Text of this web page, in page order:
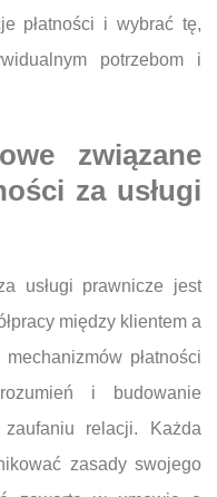
płatności i wybrać tę,
potrzebom i
związane
za usługi
usługi prawnicze jest
między klientem a
płatności
i budowanie
zaufaniu relacji. Każda
zasady swojego